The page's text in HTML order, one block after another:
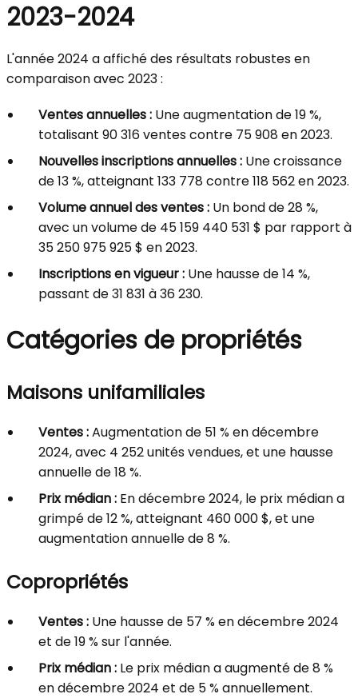
2023-2024
L'année 2024 a affiché des résultats robustes en
comparaison avec 2023 :
Ventes annuelles : Une augmentation de 19 %,
totalisant 90 316 ventes contre 75 908 en 2023.
Nouvelles inscriptions annuelles : Une croissance
de 13 %, atteignant 133 778 contre 118 562 en 2023.
Volume annuel des ventes : Un bond de 28 %,
avec un volume de 45 159 440 531 $ par rapport à
35 250 975 925 $ en 2023.
Inscriptions en vigueur : Une hausse de 14 %,
passant de 31 831 à 36 230.
Catégories de propriétés
Maisons unifamiliales
Ventes :Augmentation de 51 % en décembre
2024, avec 4 252 unités vendues, et une hausse
annuelle de 18 %.
Prix médian : En décembre 2024, le prix médian a
grimpé de 12 %, atteignant 460 000 $, et une
augmentation annuelle de 8 %.
Copropriétés
Ventes : Une hausse de 57 % en décembre 2024
et de 19 % sur l'année.
Prix médian : Le prix médian a augmenté de 8 %
en décembre 2024 et de 5 % annuellement.